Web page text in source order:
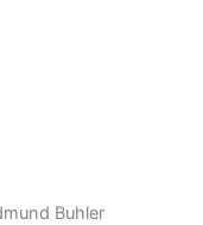
Buhler